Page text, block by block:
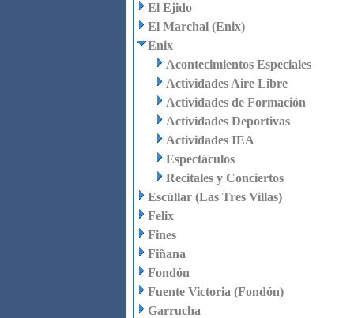
El Ejido
El Marchal (Enix)
Enix
Acontecimientos Especiales
Actividades Aire Libre
Actividades de Formación
Actividades Deportivas
Actividades IEA
Espectáculos
Recitales y Conciertos
Escúllar (Las Tres Villas)
Felix
Fines
Fiñana
Fondón
Fuente Victoria (Fondón)
Garrucha